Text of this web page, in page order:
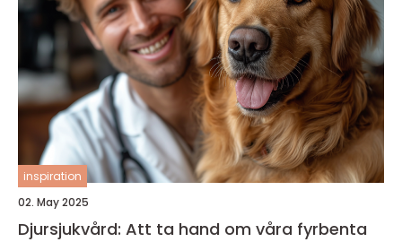
inspiration
02. May 2025
Djursjukvård: Att ta hand om våra fyrbenta